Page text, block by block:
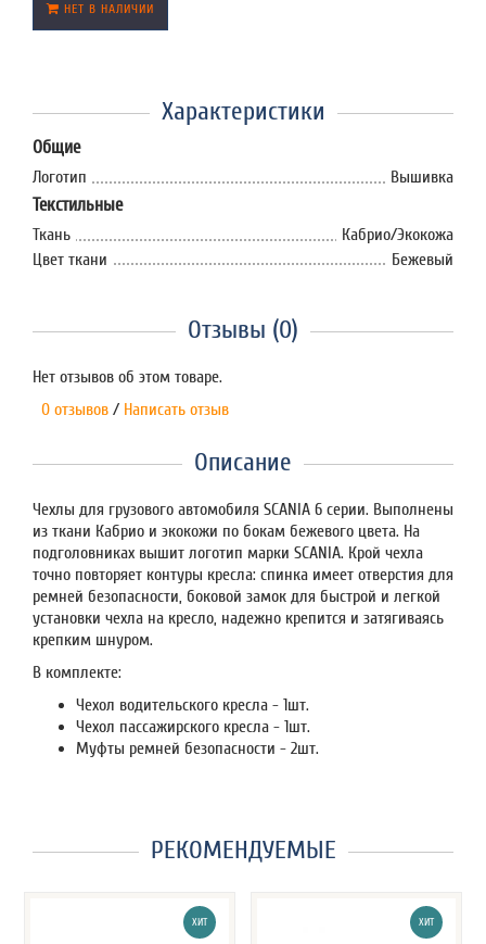
НЕТ В НАЛИЧИИ
Характеристики
Общие
Логотип Вышивка
Текстильные
Ткань
Кабрио/Экокожа
Цвет ткани
Бежевый
Отзывы (0)
Нет отзывов об этом товаре.
0 отзывов / Написать отзыв
Описание
Чехлы для грузового автомобиля SCANIA 6 серии. Выполнены
из ткани Кабрио и экокожи по бокам бежевого цвета. На
подголовниках вышит логотип марки SCANIA. Крой чехла
точно повторяет контуры кресла: спинка имеет отверстия для
ремней безопасности, боковой замок для быстрой и легкой
установки чехла на кресло, надежно крепится и затягиваясь
крепким шнуром.
В комплекте:
Чехол водительского кресла - 1шт.
Чехол пассажирского кресла - 1шт.
Муфты ремней безопасности - 2шт.
РЕКОМЕНДУЕМЫЕ
ХИТ ХИТ